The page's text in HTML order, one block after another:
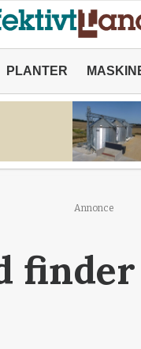
PLANTER
Annonce
finder